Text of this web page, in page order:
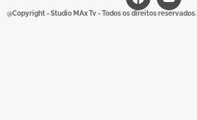
@Copyright - Studio MAx Tv - Todos os direitos reservados.